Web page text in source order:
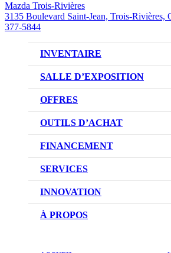
Mazda Trois-Rivières
3135 Boulevard Saint-Jean, Trois-Rivières,
377-5844
INVENTAIRE
VÉHICULES NEUFS
VÉHICULES D’OCCASION
SALLE D’EXPOSITION
OFFRES
OFFRES DU
OUTILS D’ACHAT
CONFIGUREZ VOTRE
RÉSERVEZ UN ESSAI
DEMANDEZ UN PRIX
FINANCEMENT
NOTRE DIFFÉRENCE
DEMANDE DE CRÉDIT AUTO
SERVICES
NOTRE PROMESSE
PRENDRE UN RENDEZ-
INNOVATION
TECHNOLOGIE SKYACTIV
À PROPOS